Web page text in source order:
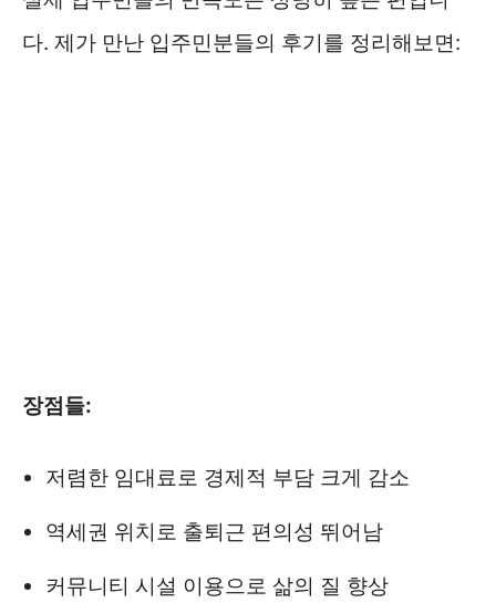
다. 제가 만난 입주민분들의 후기를 정리해보면:
장점들:
저렴한 임대료로 경제적 부담 크게 감소
역세권 위치로 출퇴근 편의성 뛰어남
커뮤니티 시설 이용으로 삶의 질 향상